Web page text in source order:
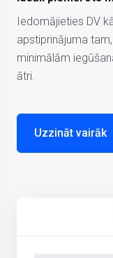
Iedomājieties DV
apstiprinājuma
minimālām
ātri.
Uzzināt vairāk